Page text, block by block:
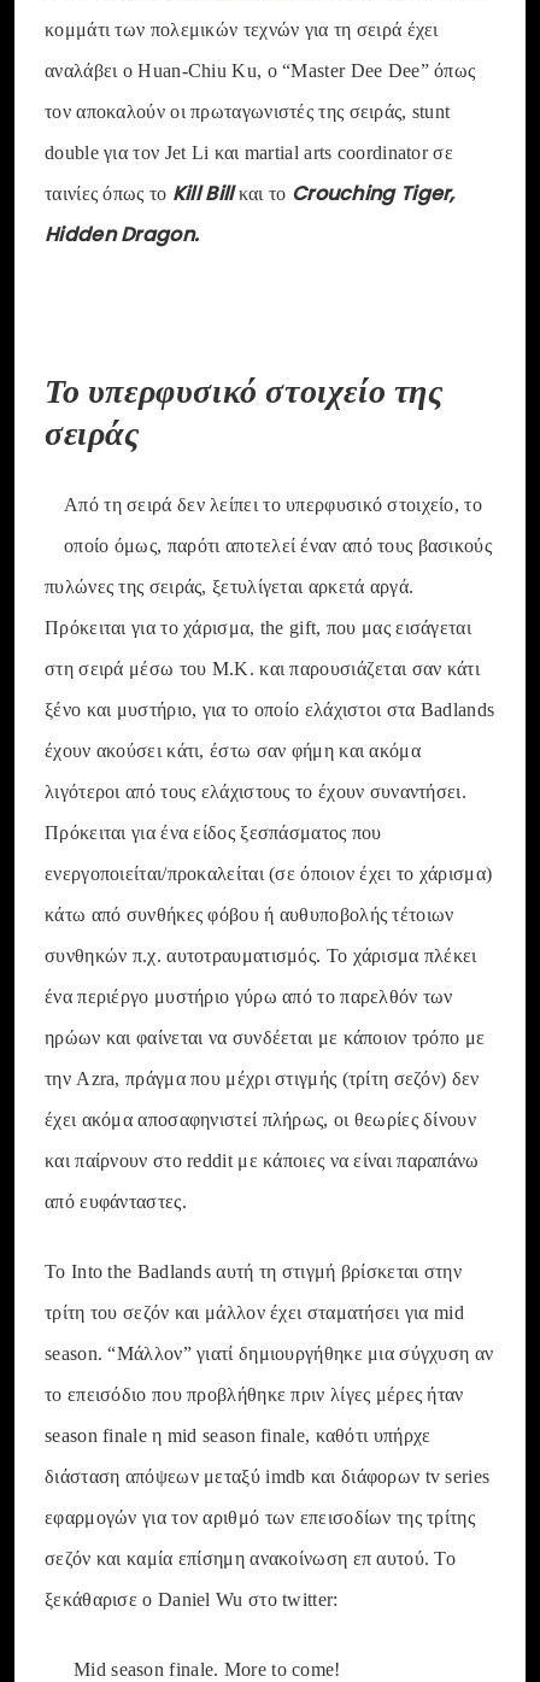
κομμάτι των πολεμικών τεχνών για τη σειρά έχει
αναλάβει ο Huan-Chiu Ku, ο “Master Dee Dee” όπως
τον αποκαλούν οι πρωταγωνιστές της σειράς, stunt
double για τον Jet Li και martial arts coordinator σε
ταινίες όπως το Kill Billκαι το Crouching Tiger,
Hidden Dragon.
Το υπερφυσικό στοιχείο της
σειράς
Από τη σειρά δεν λείπει το υπερφυσικό στοιχείο, το
οποίο όμως, παρότι αποτελεί έναν από τους βασικούς
πυλώνες της σειράς, ξετυλίγεται αρκετά αργά.
Πρόκειται για το χάρισμα, the gift, που μας εισάγεται
στη σειρά μέσω του M.K. και παρουσιάζεται σαν κάτι
ξένο και μυστήριο, για το οποίο ελάχιστοι στα Badlands
έχουν ακούσει κάτι, έστω σαν φήμη και ακόμα
λιγότεροι από τους ελάχιστους το έχουν συναντήσει.
Πρόκειται για ένα είδος ξεσπάσματος που
ενεργοποιείται/προκαλείται (σε όποιον έχει το χάρισμα)
κάτω από συνθήκες φόβου ή αυθυποβολής τέτοιων
συνθηκών π.χ. αυτοτραυματισμός. Το χάρισμα πλέκει
ένα περιέργο μυστήριο γύρω από το παρελθόν των
ηρώων και φαίνεται να συνδέεται με κάποιον τρόπο με
την Azra, πράγμα που μέχρι στιγμής (τρίτη σεζόν) δεν
έχει ακόμα αποσαφηνιστεί πλήρως, οι θεωρίες δίνουν
και παίρνουν στο reddit με κάποιες να είναι παραπάνω
από ευφάνταστες.
Το Into the Badlands αυτή τη στιγμή βρίσκεται στην
τρίτη του σεζόν και μάλλον έχει σταματήσει για mid
season. “Μάλλον” γιατί δημιουργήθηκε μια σύγχυση αν
το επεισόδιο που προβλήθηκε πριν λίγες μέρες ήταν
season finale η mid season finale, καθότι υπήρχε
διάσταση απόψεων μεταξύ imdb και διάφορων tv series
εφαρμογών για τον αριθμό των επεισοδίων της τρίτης
σεζόν και καμία επίσημη ανακοίνωση επ αυτού. Το
ξεκάθαρισε ο Daniel Wu στο twitter:
Mid season finale. More to come!